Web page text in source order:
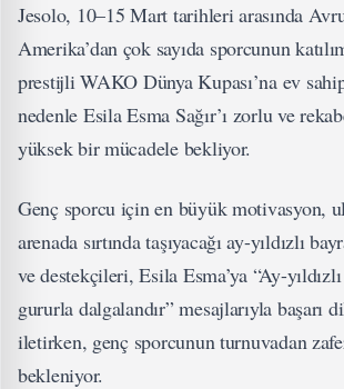
Jesolo, 10–15 Mart tarihleri arasında
Amerika’dan çok sayıda sporcunun
prestijli WAKO Dünya Kupası’na ev
nedenle Esila Esma Sağır’ı zorlu ve
yüksek bir mücadele bekliyor.
Genç sporcu için en büyük motivasyon,
arenada sırtında taşıyacağı ay-yıldızlı
ve destekçileri, Esila Esma’ya “Ay-yıldızlı
gururla dalgalandır” mesajlarıyla başarı
iletirken, genç sporcunun turnuvadan
bekleniyor.